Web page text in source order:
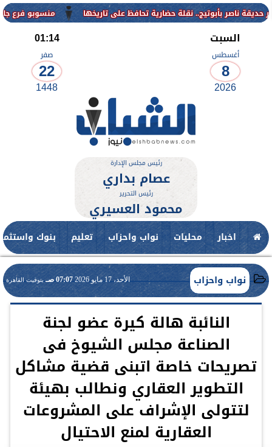
منسوبو فرع جامعة الأزهر
السبت
أغسطس
8
2026
01:14
صفر
22
1448
رئيس مجلس الإدارة
عصام بداري
رئيس التحرير
محمود العسيري
اخبار محليات نواب واحزاب تعليم بنوك
نواب واحزاب الأحد، 17 مايو 2026 07:07 صـ بتوقيت القاهرة
النائبة هالة كيرة عضو لجنة
الصناعة مجلس الشيوخ فى
تصريحات خاصة اتبنى قضية مشاكل
التطوير العقاري ونطالب بهيئة
لتتولى الإشراف على المشروعات
العقارية لمنع الاحتيال